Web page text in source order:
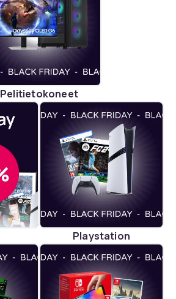
Pelitietokoneet
Playstation